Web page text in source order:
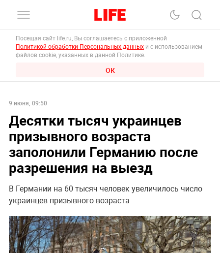
Посещая сайт life.ru, Вы соглашаетесь с приложенной
Политикой обработки Персональных данных и с использованием
файлов cookie, указанных в данной Политике.
ОК
9 июня, 09:50
Десятки тысяч украинцев
призывного возраста
заполонили Германию после
разрешения на выезд
В Германии на 60 тысяч человек увеличилось число
украинцев призывного возраста